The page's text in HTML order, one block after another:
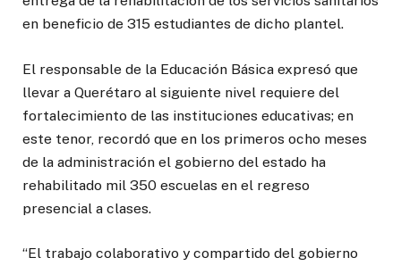
en beneficio de 315 estudiantes de dicho plantel.
El responsable de la Educación Básica expresó que
llevar a Querétaro al siguiente nivel requiere del
fortalecimiento de las instituciones educativas; en
este tenor, recordó que en los primeros ocho meses
de la administración el gobierno del estado ha
rehabilitado mil 350 escuelas en el regreso
presencial a clases.
“El trabajo colaborativo y compartido del gobierno